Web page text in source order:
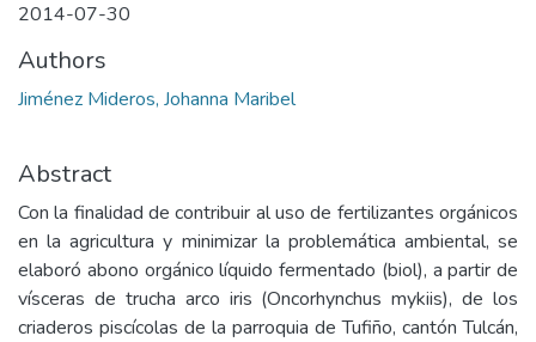
2014-07-30
Authors
Jiménez Mideros, Johanna Maribel
Abstract
Con la finalidad de contribuir al uso de fertilizantes orgánicos
en la agricultura y minimizar la problemática ambiental, se
elaboró abono orgánico líquido fermentado (biol), a partir de
vísceras de trucha arco iris (Oncorhynchus mykiis), de los
criaderos piscícolas de la parroquia de Tufiño, cantón Tulcán,